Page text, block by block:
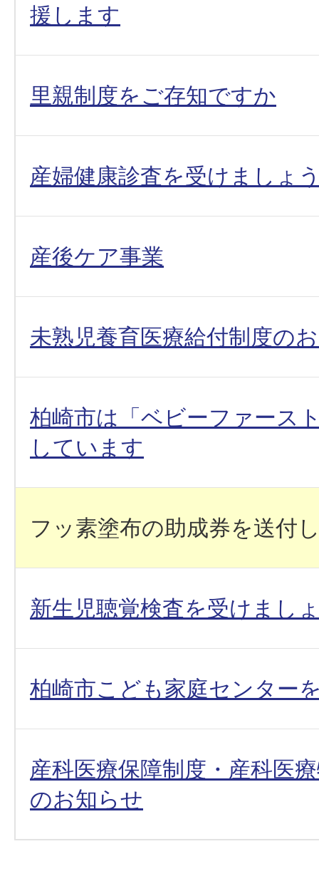
援します
里親制度をご存知ですか
産婦健康診査を受けましょ
産後ケア事業
未熟児養育医療給付制度の
柏崎市は「ベビーファース
しています
フッ素塗布の助成券を送付
新生児聴覚検査を受けまし
柏崎市こども家庭センター
産科医療保障制度・産科医
のお知らせ